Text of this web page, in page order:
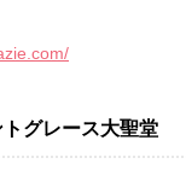
グレース大聖堂